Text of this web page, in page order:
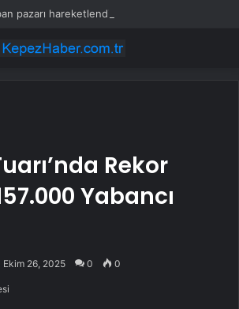
pazarı hareketlendi
Rekor
Yabancı
Ekim 26, 2025 0 0